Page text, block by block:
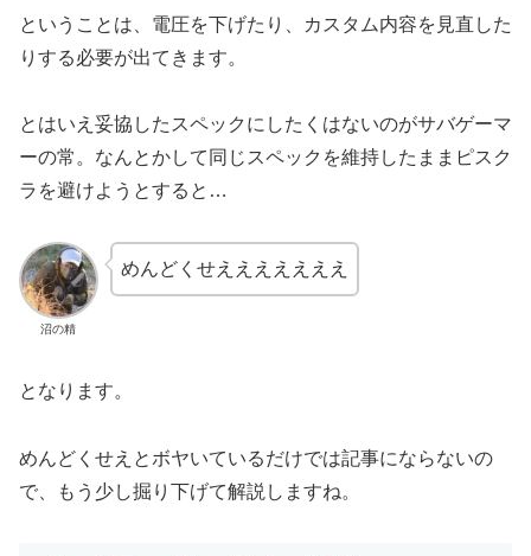
ということは、電圧を下げたり、カスタム内容を見直した
りする必要が出てきます。
とはいえ妥協したスペックにしたくはないのがサバゲーマ
ーの常。なんとかして同じスペックを維持したままピスク
ラを避けようとすると…
沼の精
めんどくせえええええええ
となります。
めんどくせえとボヤいているだけでは記事にならないの
で、もう少し掘り下げて解説しますね。